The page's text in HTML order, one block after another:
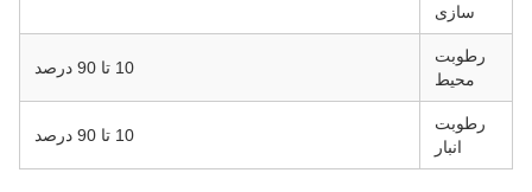
سازی
رطوبت
محیط
10 تا 90 درصد
رطوبت
انبار
10 تا 90 درصد